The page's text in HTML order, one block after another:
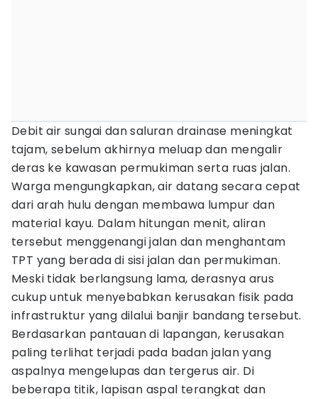
Debit air sungai dan saluran drainase meningkat
tajam, sebelum akhirnya meluap dan mengalir
deras ke kawasan permukiman serta ruas jalan.
Warga mengungkapkan, air datang secara cepat
dari arah hulu dengan membawa lumpur dan
material kayu. Dalam hitungan menit, aliran
tersebut menggenangi jalan dan menghantam
TPT yang berada di sisi jalan dan permukiman.
Meski tidak berlangsung lama, derasnya arus
cukup untuk menyebabkan kerusakan fisik pada
infrastruktur yang dilalui banjir bandang tersebut.
Berdasarkan pantauan di lapangan, kerusakan
paling terlihat terjadi pada badan jalan yang
aspalnya mengelupas dan tergerus air. Di
beberapa titik, lapisan aspal terangkat dan